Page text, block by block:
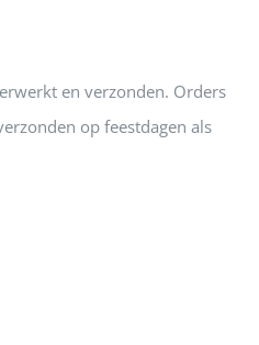
en verzonden. Orders
op feestdagen als